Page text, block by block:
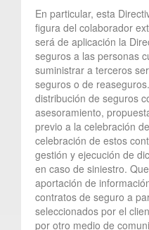
En particular, esta
figura del colaborador
será de aplicación la
seguros a las personas
suministrar a terceros
seguros o de
distribución de seguros
asesoramiento,
previo a la celebración
celebración de estos
gestión y ejecución de
en caso de siniestro.
aportación de
contratos de seguro a
seleccionados por el
por otro medio de